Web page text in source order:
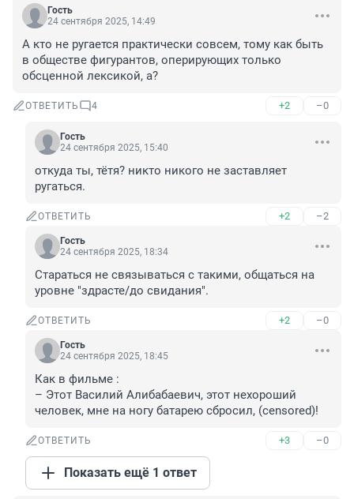
Гость
24 сентября 2025, 14:49
А кто не ругается практически совсем, тому как быть
в обществе фигурантов, оперирующих только
обсценной лексикой, а?
ОТВЕТИТЬ 4 +2 –0
Гость
24 сентября 2025, 15:40
откуда ты, тётя? никто никого не заставляет
ругаться.
ОТВЕТИТЬ +2 –2
Гость
24 сентября 2025, 18:34
Стараться не связываться с такими, общаться на
уровне "здрасте/до свидания".
ОТВЕТИТЬ +2 –0
Гость
24 сентября 2025, 18:45
Как в фильме :
– Этот Василий Алибабаевич, этот нехороший
человек, мне на ногу батарею сбросил, (censored)!
ОТВЕТИТЬ +3 –0
Показать ещё 1 ответ